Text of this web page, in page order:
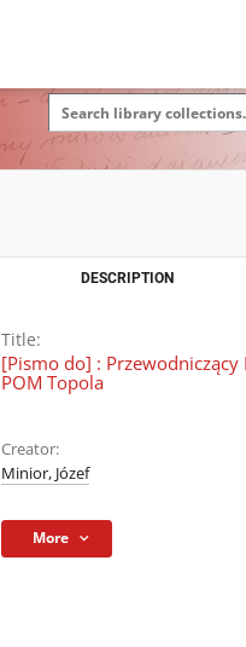
DESCRIPTION
Title:
[Pismo do] :
POM Topola
Creator:
Minior, Józef
More